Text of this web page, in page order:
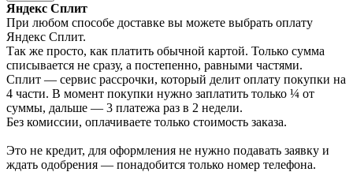
Яндекс Сплит
При любом способе доставке вы можете выбрать оплату
Яндекс Сплит.
Так же просто, как платить обычной картой. Только сумма
списывается не сразу, а постепенно, равными частями.
Сплит — сервис рассрочки, который делит оплату покупки на
4 части. В момент покупки нужно заплатить только ¼ от
суммы, дальше — 3 платежа раз в 2 недели.
Без комиссии, оплачиваете только стоимость заказа.
Это не кредит, для оформления не нужно подавать заявку и
ждать одобрения — понадобится только номер телефона.